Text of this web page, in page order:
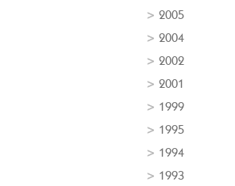
2005
2004
2002
2001
1999
1995
1994
1993